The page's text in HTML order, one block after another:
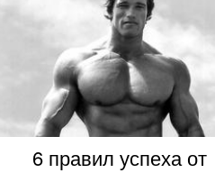
6 правил успеха от